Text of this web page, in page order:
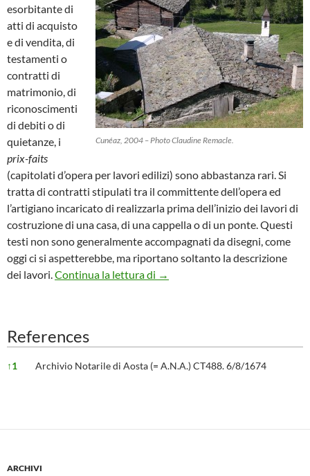
Cunéaz, 2004 – Photo Claudine Remacle.
esorbitante di
atti di acquisto
e di vendita, di
testamenti o
contratti di
matrimonio, di
riconoscimenti
di debiti o di
quietanze, i
prix-faits
(capitolati d’opera per lavori edilizi) sono abbastanza rari. Si
tratta di contratti stipulati tra il committente dell’opera ed
l’artigiano incaricato di realizzarla prima dell’inizio dei lavori di
costruzione di una casa, di una cappella o di un ponte. Questi
testi non sono generalmente accompagnati da disegni, come
oggi ci si aspetterebbe, ma riportano soltanto la descrizione
dei lavori.Continua la lettura di Costruire “un maisonnement à
→
References
References
↑1 Archivio Notarile di Aosta (= A.N.A.) CT488. 6/8/1674
ARCHIVI